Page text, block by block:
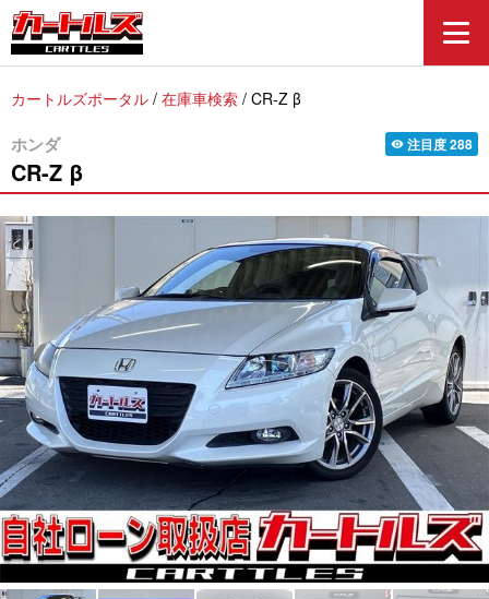
カートルズポータル / 在庫車検索 / CR-Z β
ホンダ
CR-Z β
visibility 注目度288